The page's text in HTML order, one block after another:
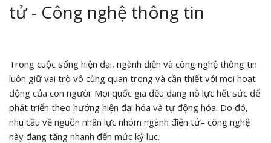
tử - Công nghệ thông tin
Trong cuộc sống hiện đại, ngành điện và công nghệ thông tin
luôn giữ vai trò vô cùng quan trọng và cần thiết với mọi hoạt
động của con người. Mọi quốc gia đều đang nỗ lực hết sức để
phát triển theo hướng hiện đại hóa và tự động hóa. Do đó,
nhu cầu về nguồn nhân lực nhóm ngành điện tử– công nghệ
này đang tăng nhanh đến mức kỷ lục.